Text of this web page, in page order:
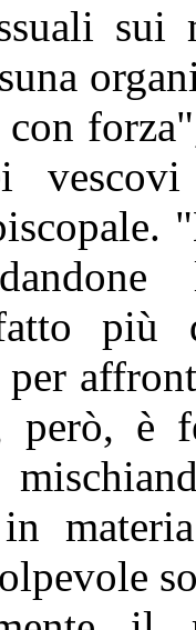
sui
più
però, è